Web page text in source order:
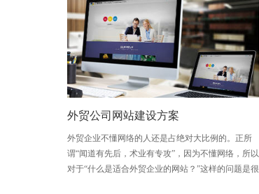
外贸公司网站建设方案
外贸企业不懂网络的人还是占绝对大比例的。正所
谓“闻道有先后，术业有专攻”，因为不懂网络，所以
对于“什么是适合外贸企业的网站？”这样的问题是很